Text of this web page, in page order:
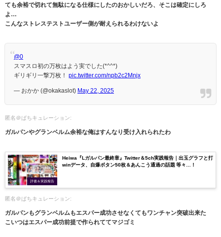
ても余裕で切れて無駄になる仕様にしたのおかしいだろ、そこは確定にしろ
よ…
こんなストレステストユーザー側が耐えられるわけないよ
@0
スマスロ初の万枚はよう実でした(*^^*)
ギリギリ一撃万枚！ pic.twitter.com/npb2c2Mnjx
— おかか (@okakaslot) May 22, 2025
匿名＠ぱちキュレーション:
ガルパンやグランベルム余裕な俺はすんなり受け入れられたわ
評価＆実践報告
Heiwa『Lガルパン最終章』Twitter＆5ch実践報告｜出玉グラフと打
winデータ、自爆ボタン50枚＆あんこう通過の話題 等々…！
匿名＠ぱちキュレーション:
ガルパンもグランベルムもエスパー成功させなくてもワンチャン突破出来た
こいつはエスパー成功前提で作られててマジゴミ